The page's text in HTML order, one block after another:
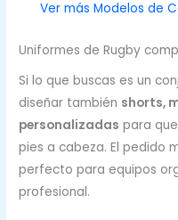
Ver más Modelos de
Uniformes de Rugby
Si lo que buscas es un
diseñar también shorts,
personalizadas para
pies a cabeza. El pedido
perfecto para equipos
profesional.